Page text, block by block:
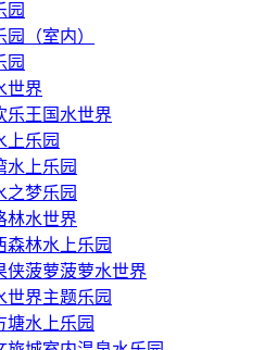
园
（室内）
园
世界
乐王国水世界
上乐园
水上乐园
之梦乐园
林水世界
森林水上乐园
侠菠萝菠萝水世界
世界主题乐园
塘水上乐园